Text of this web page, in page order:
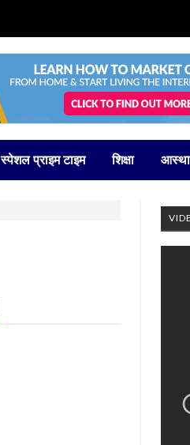
स्पेशल प्राइम टाइम शिक्षा आस्था